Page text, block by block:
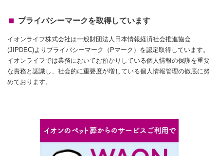
プライバシーマークを取得しています
イオンライフ株式会社は一般財団法人日本情報経済社会推進協会
(JIPDEC)よりプライバシーマーク（Pマーク）を認定取得しています。
イオンライフでは業務においてお預かりしている個人情報の保護を重要
な責務と認識し、社会的に重要度が増している個人情報管理の徹底に努
めております。